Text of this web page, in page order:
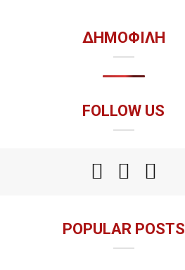
ΔΗΜΟΦΙΛΗ
FOLLOW US
POPULAR POSTS